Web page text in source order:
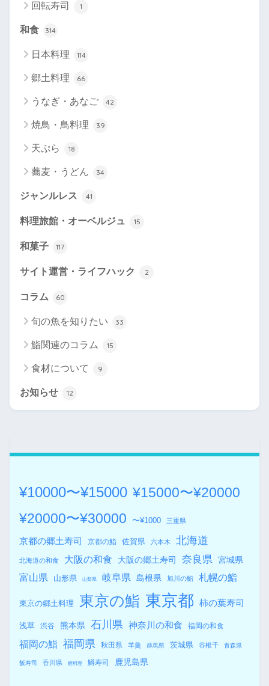
回転寿司 1
和食 314
日本料理 114
郷土料理 66
うなぎ・あなご 42
焼鳥・鳥料理 39
天ぷら 18
蕎麦・うどん 34
ジャンルレス 41
料理旅館・オーベルジュ 15
和菓子 117
サイト運営・ライフハック 2
コラム 60
旬の魚を知りたい 33
鮨関連のコラム 15
食材について 9
お知らせ 12
¥10000〜¥15000 ¥15000〜¥20000
¥20000〜¥30000
〜¥1000 三重県
京都の郷土寿司 京都の鮨 佐賀県 六本木 北海道
北海道の和食 大阪の和食 大阪の郷土寿司 奈良県 宮城県
富山県 山形県 山梨県 岐阜県 島根県 旭川の鮨 札幌の鮨
東京の郷土料理 東京の鮨 東京都 柿の葉寿司
浅草 渋谷 熊本県 石川県 神奈川の和食 福岡の和食
福岡の鮨 福岡県 秋田県 羊羹 群馬県 茨城県 谷根千 青森県
飯寿司 香川県 鯉料理 鱒寿司 鹿児島県